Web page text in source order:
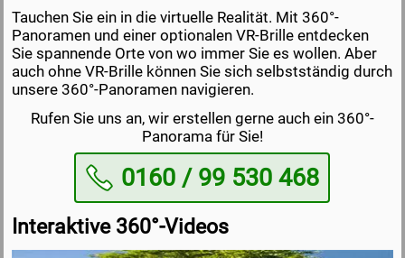
Tauchen Sie ein in die virtuelle Realität. Mit 360°-
Panoramen und einer optionalen VR-Brille entdecken
Sie spannende Orte von wo immer Sie es wollen. Aber
auch ohne VR-Brille können Sie sich selbstständig durch
unsere 360°-Panoramen navigieren.
Rufen Sie uns an, wir erstellen gerne auch ein 360°-
Panorama für Sie!
0160 / 99 530 468
Interaktive 360°-Videos